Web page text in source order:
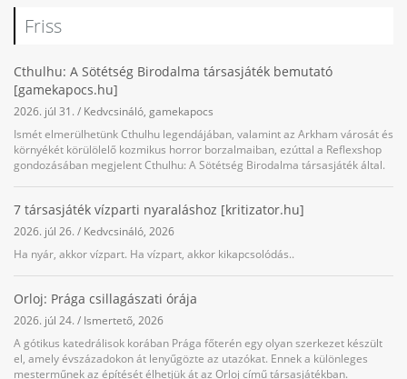
Friss
Cthulhu: A Sötétség Birodalma társasjáték bemutató
[gamekapocs.hu]
2026. júl 31. / Kedvcsináló gamekapocs
Ismét elmerülhetünk Cthulhu legendájában, valamint az Arkham városát és
környékét körülölelő kozmikus horror borzalmaiban, ezúttal a Reflexshop
gondozásában megjelent Cthulhu: A Sötétség Birodalma társasjáték által.
7 társasjáték vízparti nyaraláshoz [kritizator.hu]
2026. júl 26. / Kedvcsináló 2026
Ha nyár, akkor vízpart. Ha vízpart, akkor kikapcsolódás..
Orloj: Prága csillagászati órája
2026. júl 24. / Ismertető 2026
A gótikus katedrálisok korában Prága főterén egy olyan szerkezet készült
el, amely évszázadokon át lenyűgözte az utazókat. Ennek a különleges
mesterműnek az építését élhetjük át az Orloj című társasjátékban.